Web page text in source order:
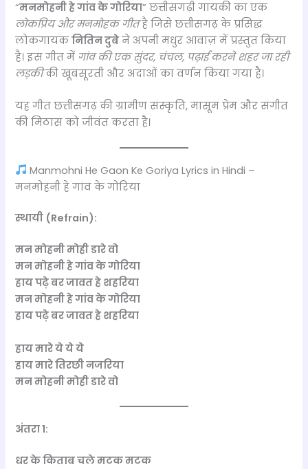
“मनमोहनी हे गांव के गोरिया” छत्तीसगढ़ी गायकी का एक
लोकप्रिय और मनमोहक गीतहै जिसे छत्तीसगढ़ के प्रसिद्ध
लोकगायकनितिन दुबे ने अपनी मधुर आवाज़ में प्रस्तुत किया
है। इस गीत में गांव की एक सुंदर, चंचल, पढ़ाई करने शहर जा रही
लड़कीकी खूबसूरती और अदाओं का वर्णन किया गया है।
यह गीत छत्तीसगढ़ की ग्रामीण संस्कृति, मासूम प्रेम और संगीत
की मिठास को जीवंत करता है।
Manmohni He Gaon Ke Goriya Lyrics in Hindi –
मनमोहनी हे गांव के गोरिया
स्थायी (Refrain):
मन मोहनी मोही डारे वो
मन मोहनी हे गांव के गोरिया
हाय पढ़े बर जावत हे शहरिया
मन मोहनी हे गांव के गोरिया
हाय पढ़े बर जावत हे शहरिया
हाय मारे ये ये ये
हाय मारे तिरछी नजरिया
मन मोहनी मोही डारे वो
अंतरा 1:
धर के किताब चले मटक मटक